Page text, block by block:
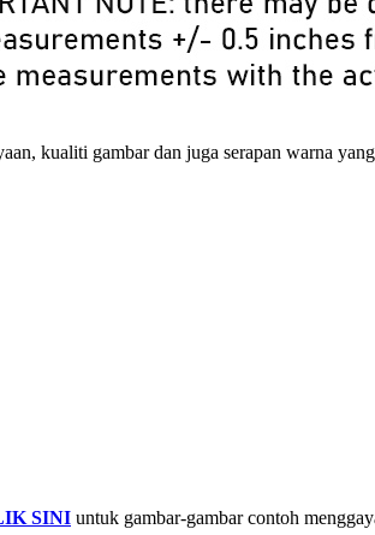
kualiti gambar dan juga serapan warna
SINI untuk gambar-gambar contoh